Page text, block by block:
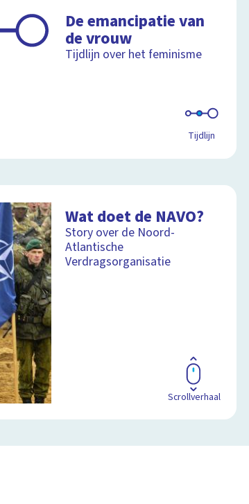
De emancipatie van
de vrouw
Tijdlijn over het feminisme
Tijdlijn
Wat doet de NAVO?
Story over de Noord-
Atlantische
Verdragsorganisatie
Scrollverhaal